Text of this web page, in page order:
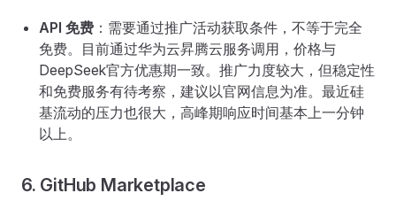
API 免费 ：需要通过推广活动获取条件，不等于完全
免费。目前通过华为云昇腾云服务调用，价格与
DeepSeek官方优惠期一致。推广力度较大，但稳定性
和免费服务有待考察，建议以官网信息为准。最近硅
基流动的压力也很大，高峰期响应时间基本上一分钟
以上。
6. GitHub Marketplace